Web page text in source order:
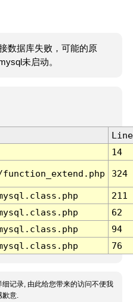
数据库失败，可能的原
未启动。
Line
14
324
211
62
94
76
记录, 由此给您带来的访问不便我
歉意.